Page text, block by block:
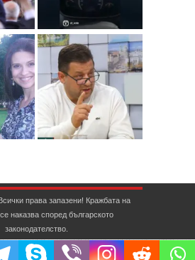
права запазени! Кражбата на
наказва според българското
законодателство.